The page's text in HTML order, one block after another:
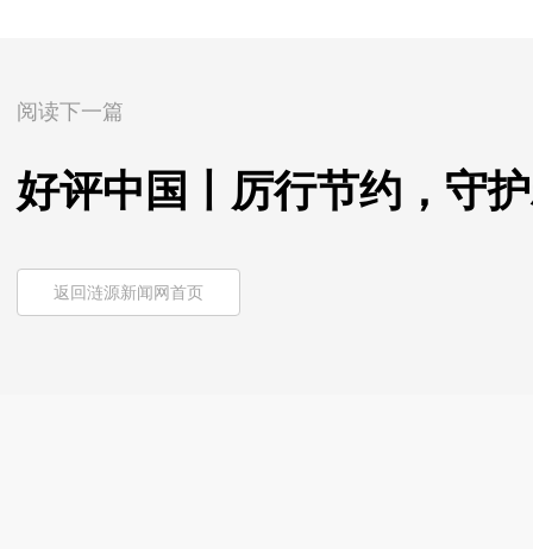
阅读下一篇
好评中国丨厉行节约，守
返回涟源新闻网首页